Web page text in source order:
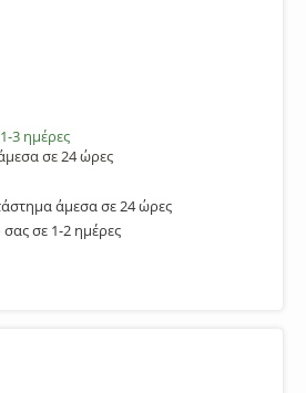
3 ημέρες
σε 24 ώρες
άμεσα σε 24 ώρες
σε 1-2 ημέρες